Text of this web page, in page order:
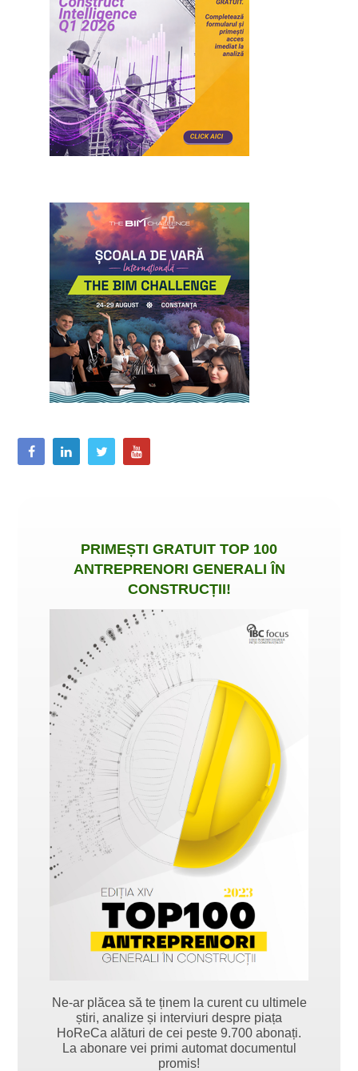
PRIMEȘTI GRATUIT TOP 100
ANTREPRENORI GENERALI ÎN
CONSTRUCȚII!
Ne-ar plăcea să te ținem la curent cu ultimele
știri, analize și interviuri despre piața
HoReCa alături de cei peste 9.700 abonați.
La abonare vei primi automat documentul
promis!